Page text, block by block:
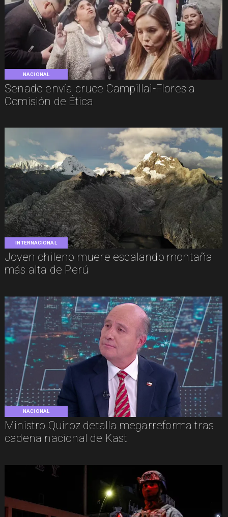
NACIONAL
Senado envía cruce Campillai-Flores a
Comisión de Ética
INTERNACIONAL
Joven chileno muere escalando montaña
más alta de Perú
NACIONAL
Ministro Quiroz detalla megarreforma tras
cadena nacional de Kast